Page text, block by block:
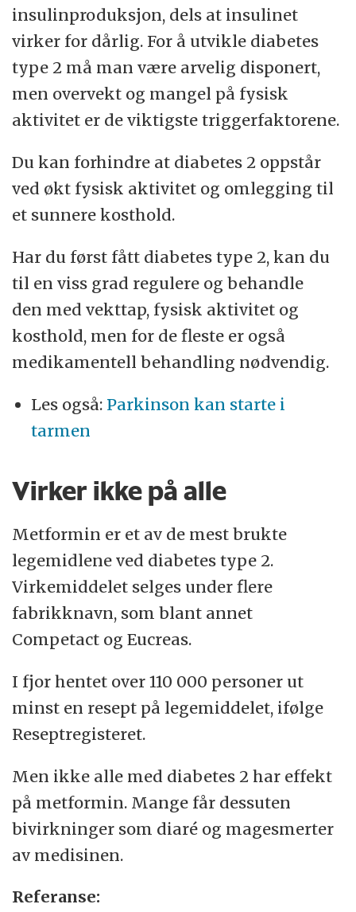
insulinproduksjon, dels at insulinet
virker for dårlig. For å utvikle diabetes
type 2 må man være arvelig disponert,
men overvekt og mangel på fysisk
aktivitet er de viktigste triggerfaktorene.
Du kan forhindre at diabetes 2 oppstår
ved økt fysisk aktivitet og omlegging til
et sunnere kosthold.
Har du først fått diabetes type 2, kan du
til en viss grad regulere og behandle
den med vekttap, fysisk aktivitet og
kosthold, men for de fleste er også
medikamentell behandling nødvendig.
Les også: Parkinson kan starte i
tarmen
Virker ikke på alle
Metformin er et av de mest brukte
legemidlene ved diabetes type 2.
Virkemiddelet selges under flere
fabrikknavn, som blant annet
Competact og Eucreas.
I fjor hentet over 110 000 personer ut
minst en resept på legemiddelet, ifølge
Reseptregisteret.
Men ikke alle med diabetes 2 har effekt
på metformin. Mange får dessuten
bivirkninger som diaré og magesmerter
av medisinen.
Referanse: